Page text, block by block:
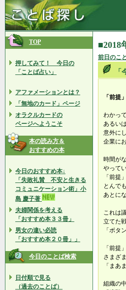
TOP
押してみて！ 今日の
「ことば占い」
アファメーションとは？
「無地のカード」ページ
オラクルカードの
ページへようこそ
本の読み方＆
おすすめの本
今日のおすすめ本↓
「失敗礼賛 不安と生きる
コミュニケーション術」小
島 慶子著
夫婦関係を考える
「おすすめ本３３冊」
男女の違い必読
「おすすめ本２０冊」」
今日のことば検索
日付順で見る
（過去のことば）
■2018
前日のこ
「
「前提
わかっ
あるい
意外に
企業に
時間が
やって
「前提
とんで
あとに
これは
立てた
「ボタ
「前提
さまざ
「まあ
組織の